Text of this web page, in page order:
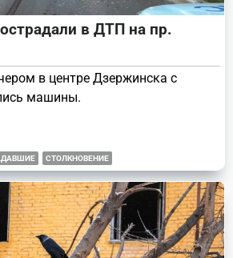
в ДТП на пр.
в центре Дзержинска с
машины.
СТОЛКНОВЕНИЕ